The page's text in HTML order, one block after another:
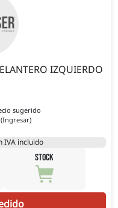
IZQUIERDO
sugerido
(Ingresar)
IVA incluido
STOCK